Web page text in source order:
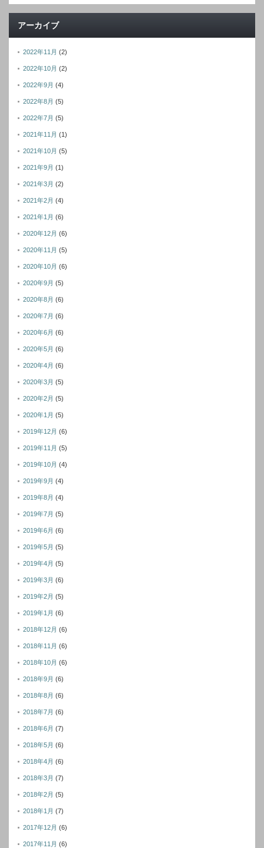
ド
アーカイブ
2022年11月 (2)
2022年10月 (2)
2022年9月 (4)
2022年8月 (5)
2022年7月 (5)
2021年11月 (1)
2021年10月 (5)
2021年9月 (1)
2021年3月 (2)
2021年2月 (4)
2021年1月 (6)
2020年12月 (6)
2020年11月 (5)
2020年10月 (6)
2020年9月 (5)
2020年8月 (6)
2020年7月 (6)
2020年6月 (6)
2020年5月 (6)
2020年4月 (6)
2020年3月 (5)
2020年2月 (5)
2020年1月 (5)
2019年12月 (6)
2019年11月 (5)
2019年10月 (4)
2019年9月 (4)
2019年8月 (4)
2019年7月 (5)
2019年6月 (6)
2019年5月 (5)
2019年4月 (5)
2019年3月 (6)
2019年2月 (5)
2019年1月 (6)
2018年12月 (6)
2018年11月 (6)
2018年10月 (6)
2018年9月 (6)
2018年8月 (6)
2018年7月 (6)
2018年6月 (7)
2018年5月 (6)
2018年4月 (6)
2018年3月 (7)
2018年2月 (5)
2018年1月 (7)
2017年12月 (6)
2017年11月 (6)